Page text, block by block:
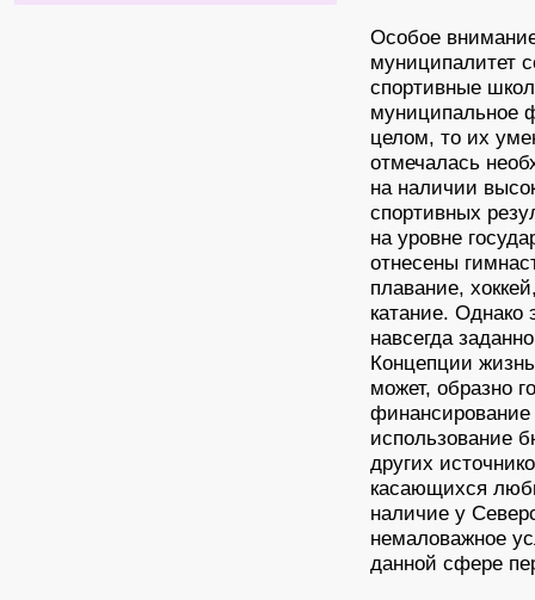
Особое
муниципалитет
спортивные
муниципальное
целом, то их
отмечалась
на наличии
спортивных
на уровне
отнесены
плавание,
катание. Однако
навсегда
Концепции
может, образно
использование
других
касающихся
наличие у
немаловажное
данной сфере